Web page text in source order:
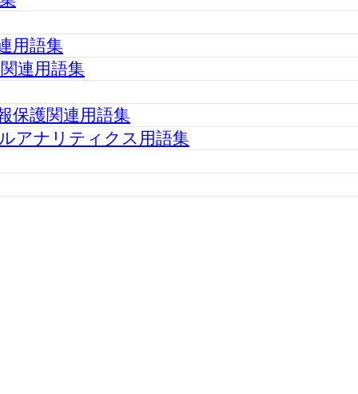
用語集
連用語集
保護関連用語集
アナリティクス用語集